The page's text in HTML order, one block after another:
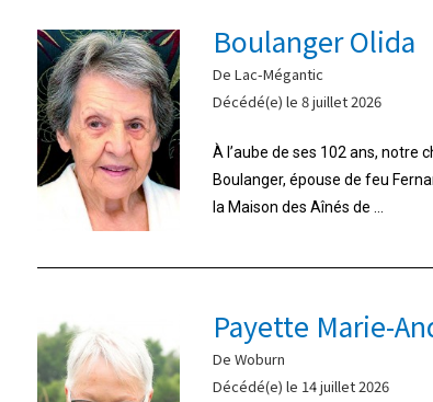
Boulanger Olida
De Lac-Mégantic
Décédé(e) le 8 juillet 2026
À l’aube de ses 102 ans, notre
Boulanger, épouse de feu
la Maison des Aînés de ...
Payette Marie-
De Woburn
Décédé(e) le 14 juillet 2026